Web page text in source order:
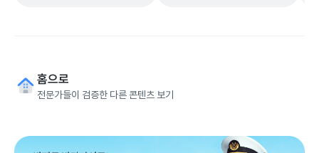
홈으로
전문가들이 검증한 다른 콘텐츠 보기